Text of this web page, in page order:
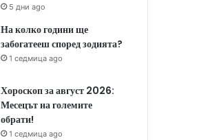
5 дни ago
На колко години ще
забогатееш според зодията?
1 седмица ago
Хороскоп за август 2026:
Месецът на големите
обрати!
1 седмица ago